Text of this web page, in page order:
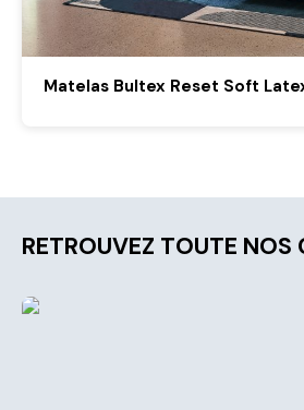
Matelas Bultex Reset Soft
RETROUVEZ TOUTE